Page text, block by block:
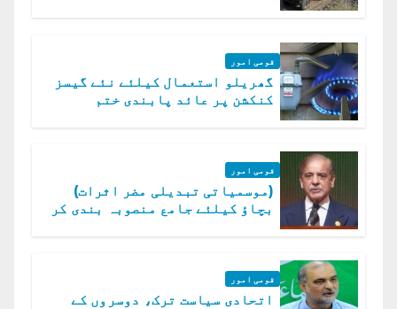
قومی امور
گھریلو استعمال کیلئے نئے گیسز
کنکشن پر عائد پابندی ختم
قومی امور
(موسمیاتی تبدیلی مضر اثرات)
بچاؤ کیلئے جامع منصوبہ بندی کر
قومی امور
اتحادی سیاست ترک، دوسروں کے